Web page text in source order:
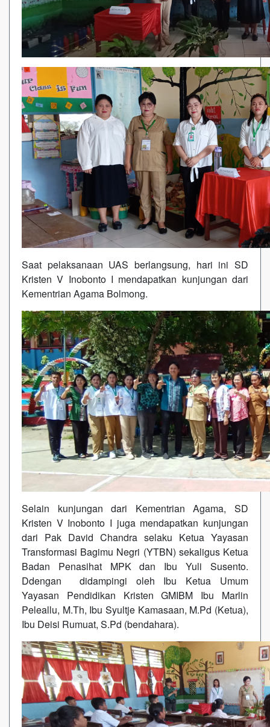
Saat pelaksanaan UAS berlangsung, hari ini SD
Kristen V Inobonto I mendapatkan kunjungan dari
Kementrian Agama Bolmong.
Selain kunjungan dari Kementrian Agama, SD
Kristen V Inobonto I juga mendapatkan kunjungan
dari Pak David Chandra selaku Ketua Yayasan
Transformasi Bagimu Negri (YTBN) sekaligus Ketua
Badan Penasihat MPK dan Ibu Yuli Susento.
Ddengan didampingi oleh Ibu Ketua Umum
Yayasan Pendidikan Kristen GMIBM Ibu Marlin
Peleallu, M.Th, Ibu Syultje Kamasaan, M.Pd (Ketua),
Ibu Deisi Rumuat, S.Pd (bendahara).